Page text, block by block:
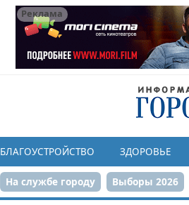
Реклама
БЛАГОУСТРОЙСТВО ЗДОРОВЬЕ
На службе городу Выборы 2026